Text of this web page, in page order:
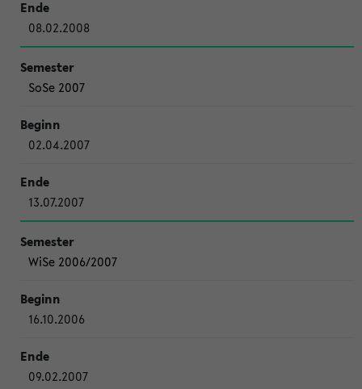
08.02.2008
SoSe 2007
02.04.2007
13.07.2007
WiSe 2006/2007
16.10.2006
09.02.2007